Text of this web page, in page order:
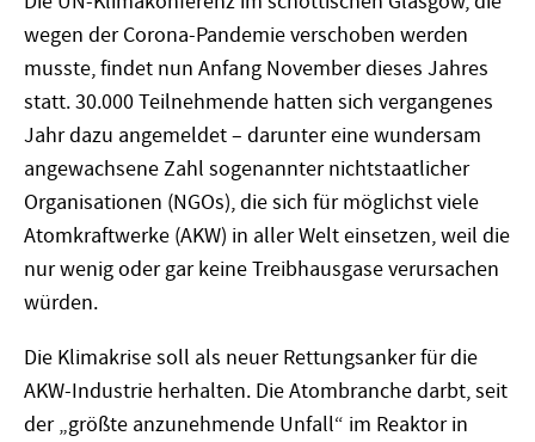
wegen der Corona-Pandemie verschoben werden
musste, findet nun Anfang November dieses Jahres
statt. 30.000 Teilnehmende hatten sich vergangenes
Jahr dazu angemeldet – darunter eine wundersam
angewachsene Zahl sogenannter nichtstaatlicher
Organisationen (NGOs), die sich für möglichst viele
Atomkraftwerke (AKW) in aller Welt einsetzen, weil die
nur wenig oder gar keine Treibhausgase verursachen
würden.
Die Klimakrise soll als neuer Rettungsanker für die
AKW-Industrie herhalten. Die Atombranche darbt, seit
der „größte anzunehmende Unfall“ im Reaktor in